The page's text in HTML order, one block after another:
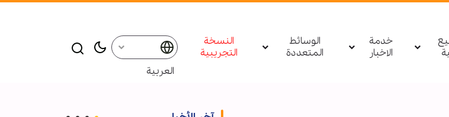
خدمة
الاخبار
الوسائط
المتعددة
النسخة
التجريبية
العربية